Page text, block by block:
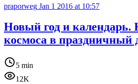
praporweg Jan 1 2016 at 10:57
Новый год и календарь.
космоса в праздничный
5 min
12K